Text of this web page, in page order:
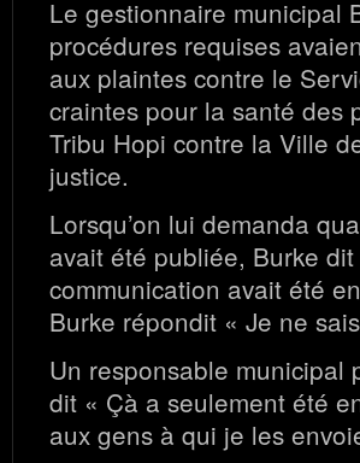
Le gestionnaire municipal
procédures requises
aux plaintes contre le
craintes pour la santé des
Tribu Hopi contre la Ville
justice.
Lorsqu’on lui demanda
avait été publiée, Burke
communication avait été
Burke répondit « Je ne
Un responsable municipal
dit « Çà a seulement été
aux gens à qui je les